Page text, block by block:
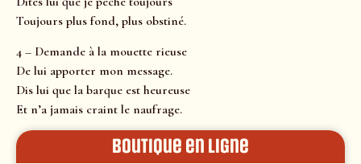
Toujours plus fond, plus obstiné.
4 – Demande à la mouette rieuse
De lui apporter mon message.
Dis lui que la barque est heureuse
Et n’a jamais craint le naufrage.
Boutique en ligne